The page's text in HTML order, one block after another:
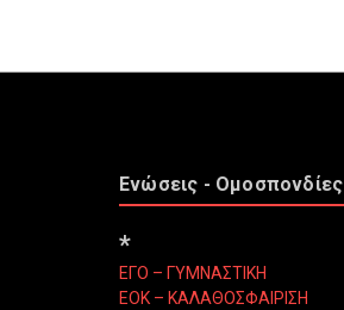
Ενώσεις - Ομοσπονδίες
*
ΕΓΟ – ΓΥΜΝΑΣΤΙΚΗ
ΕΟΚ – ΚΑΛΑΘΟΣΦΑΙΡΙΣΗ